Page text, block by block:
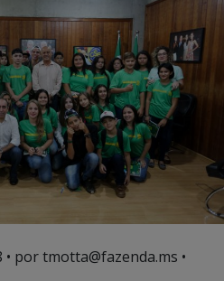
• por tmotta@fazenda.ms •